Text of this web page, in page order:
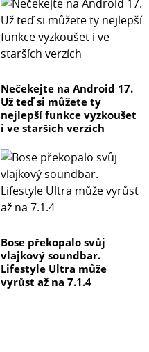
Nečekejte na Android 17.
Už teď si můžete ty
nejlepší funkce vyzkoušet
i ve starších verzích
Bose překopalo svůj
vlajkový soundbar.
Lifestyle Ultra může
vyrůst až na 7.1.4